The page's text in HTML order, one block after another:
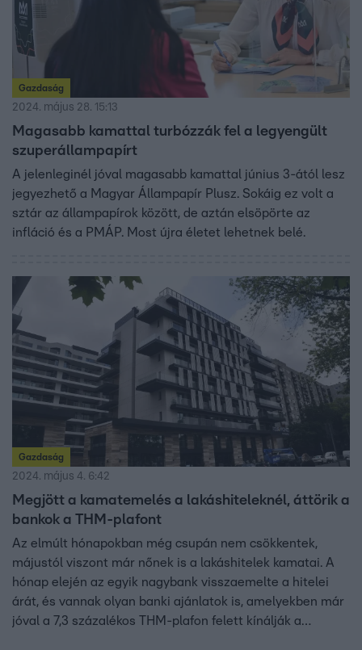
Gazdaság
2024. május 28. 15:13
Magasabb kamattal turbózzák fel a legyengült
szuperállampapírt
A jelenleginél jóval magasabb kamattal június 3-ától lesz
jegyezhető a Magyar Állampapír Plusz. Sokáig ez volt a
sztár az állampapírok között, de aztán elsöpörte az
infláció és a PMÁP. Most újra életet lehetnek belé.
Gazdaság
2024. május 4. 6:42
Megjött a kamatemelés a lakáshiteleknél, áttörik a
bankok a THM-plafont
Az elmúlt hónapokban még csupán nem csökkentek,
májustól viszont már nőnek is a lakáshitelek kamatai. A
hónap elején az egyik nagybank visszaemelte a hitelei
árát, és vannak olyan banki ajánlatok is, amelyekben már
jóval a 7,3 százalékos THM-plafon felett kínálják a